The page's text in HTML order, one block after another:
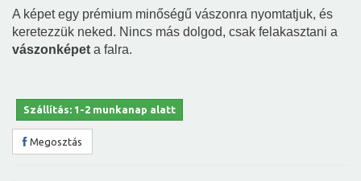
A képet egy prémium minőségű vászonra nyomtatjuk, és
keretezzük neked. Nincs más dolgod, csak felakasztani a
vászonképet a falra.
Szállítás: 1-2 munkanap alatt
Megosztás